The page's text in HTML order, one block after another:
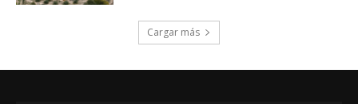
Cargar más